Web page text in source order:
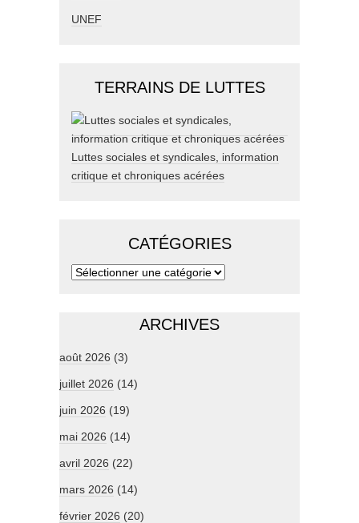
UNEF
TERRAINS DE LUTTES
Luttes sociales et syndicales, information
critique et chroniques acérées
CATÉGORIES
ARCHIVES
août 2026 (3)
juillet 2026 (14)
juin 2026 (19)
mai 2026 (14)
avril 2026 (22)
mars 2026 (14)
février 2026 (20)